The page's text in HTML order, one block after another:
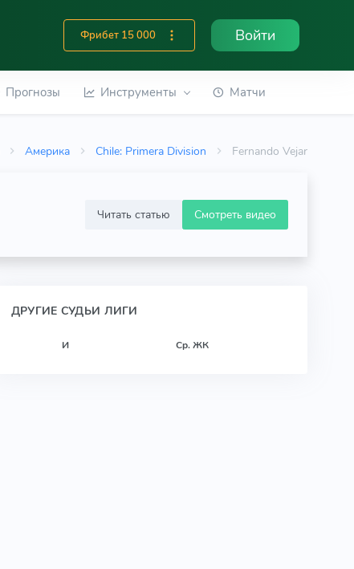
Фрибет 15 000 Войти
Прогнозы Инструменты Матчи
Америка Chile: Primera Division Fernando Vejar
Читать статью Смотреть видео
ДРУГИЕ СУДЬИ ЛИГИ
И Ср. ЖК